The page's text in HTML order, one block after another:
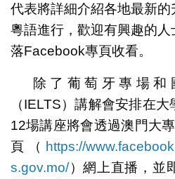
代表將詳細介紹各地最新
粵語進行，歡迎有興趣的
落Facebook專頁收看。
除了葡萄牙專場和
（IELTS）講解會安排在
12場講座將會透過澳門大
頁（ https://
s.gov.mo/）網上直播，並